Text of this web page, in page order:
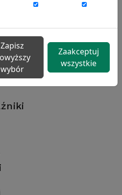
Zapisz
wybór
Zaakceptuj
wszystkie